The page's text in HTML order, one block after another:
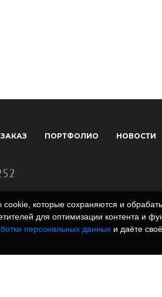
ПОРТФОЛИО НОВОСТИ
которые сохраняются и
для оптимизации контента и
персональных данных и даёте